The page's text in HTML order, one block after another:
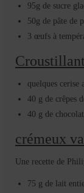
95g de sucre
50g de pâte de
3 œufs à
quelques cerise
40 g de crêpes
40 g de
crémeux
Une recette de
75 g de lait